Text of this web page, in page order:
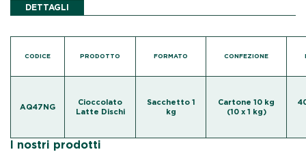
DETTAGLI
CODICE PRODOTTO
AQ47NG
Cioccolato
Latte Dischi
FORMATO CONFEZIONE
Sacchetto 1
kg
Cartone 10 kg
(10 x 1 kg)
I nostri prodotti